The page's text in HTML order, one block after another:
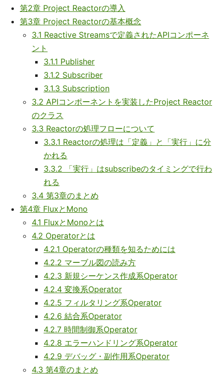
第2章 Project Reactorの導入
第3章 Project Reactorの基本概念
3.1 Reactive Streamsで定義されたAPIコンポーネ
ント
3.1.1 Publisher
3.1.2 Subscriber
3.1.3 Subscription
3.2 APIコンポーネントを実装したProject Reactor
のクラス
3.3 Reactorの処理フローについて
3.3.1 Reactorの処理は「定義」と「実行」に分
かれる
3.3.2 「実行」はsubscribeのタイミングで行わ
れる
3.4 第3章のまとめ
第4章 FluxとMono
4.1 FluxとMonoとは
4.2 Operatorとは
4.2.1 Operatorの種類を知るためには
4.2.2 マーブル図の読み方
4.2.3 新規シーケンス作成系Operator
4.2.4 変換系Operator
4.2.5 フィルタリング系Operator
4.2.6 結合系Operator
4.2.7 時間制御系Operator
4.2.8 エラーハンドリング系Operator
4.2.9 デバッグ・副作用系Operator
4.3 第4章のまとめ